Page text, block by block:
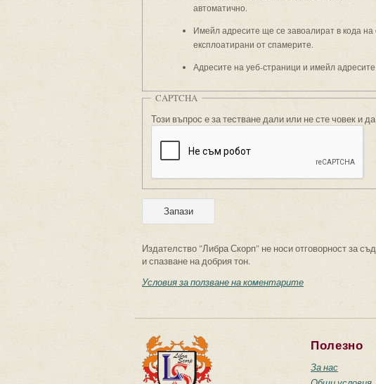
автоматично.
Имейл адресите ще се завоалират в кода
експлоатирани от спамерите.
Адресите на уеб-страници и имейл
CAPTCHA
Този въпрос е за тестване дали или не сте човек и
Издателство "Либра Скорп" не носи отговорност за
и спазване на добрия тон.
Условия за ползване на коментарите
Полезно
За нас